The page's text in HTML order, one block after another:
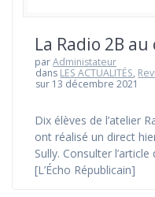
La Radio 2B
parAdministateur
dans LES ACTUALITÉS,
sur 13 décembre 2021
Dix élèves de l’atelier
ont réalisé un direct
Sully. Consulter
[L’Écho Républicain]